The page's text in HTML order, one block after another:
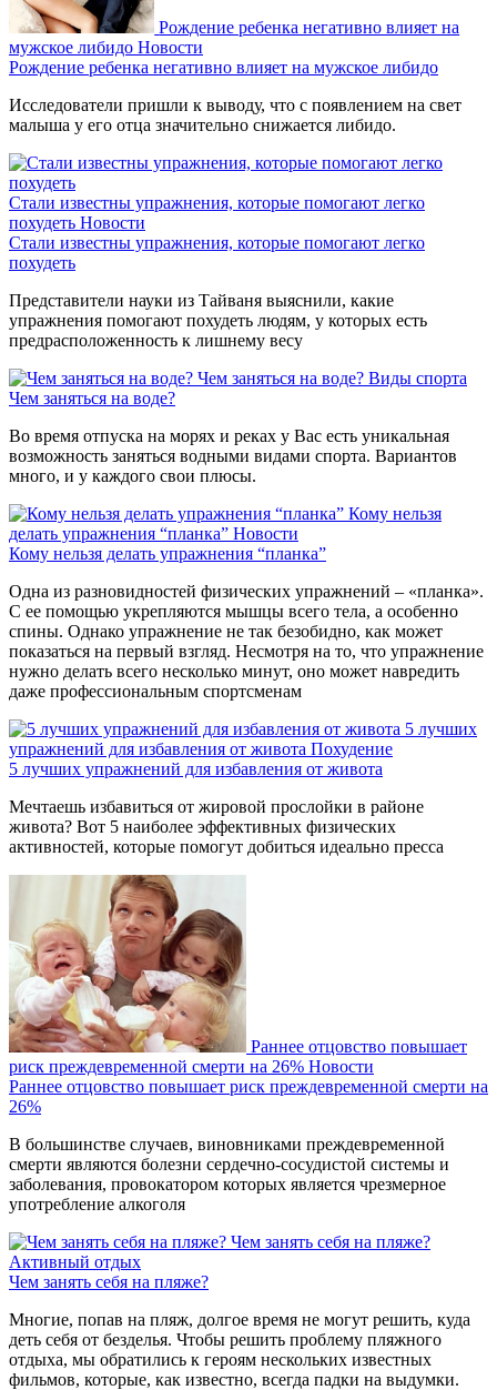
Рождение ребенка негативно влияет на
мужское либидо Новости
Рождение ребенка негативно влияет на мужское либидо
Исследователи пришли к выводу, что с появлением на свет
малыша у его отца значительно снижается либидо.
Стали известны упражнения, которые помогают легко
похудеть Новости
Стали известны упражнения, которые помогают легко
похудеть
Представители науки из Тайваня выяснили, какие
упражнения помогают похудеть людям, у которых есть
предрасположенность к лишнему весу
Чем заняться на воде? Виды спорта
Чем заняться на воде?
Во время отпуска на морях и реках у Вас есть уникальная
возможность заняться водными видами спорта. Вариантов
много, и у каждого свои плюсы.
Кому нельзя
делать упражнения “планка” Новости
Кому нельзя делать упражнения “планка”
Одна из разновидностей физических упражнений – «планка».
С ее помощью укрепляются мышцы всего тела, а особенно
спины. Однако упражнение не так безобидно, как может
показаться на первый взгляд. Несмотря на то, что упражнение
нужно делать всего несколько минут, оно может навредить
даже профессиональным спортсменам
5 лучших
упражнений для избавления от живота Похудение
5 лучших упражнений для избавления от живота
Мечтаешь избавиться от жировой прослойки в районе
живота? Вот 5 наиболее эффективных физических
активностей, которые помогут добиться идеально пресса
Раннее отцовство повышает
риск преждевременной смерти на 26% Новости
Раннее отцовство повышает риск преждевременной смерти на
26%
В большинстве случаев, виновниками преждевременной
смерти являются болезни сердечно-сосудистой системы и
заболевания, провокатором которых является чрезмерное
употребление алкоголя
Чем занять себя на пляже?
Активный отдых
Чем занять себя на пляже?
Многие, попав на пляж, долгое время не могут решить, куда
деть себя от безделья. Чтобы решить проблему пляжного
отдыха, мы обратились к героям нескольких известных
фильмов, которые, как известно, всегда падки на выдумки.